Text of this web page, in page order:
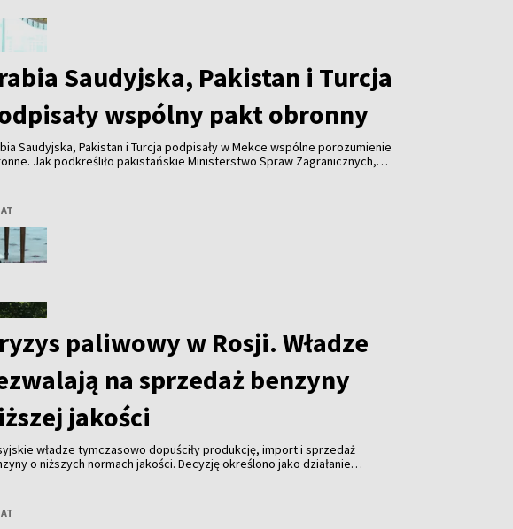
Saudyjska, Pakistan i Turcja
wspólny pakt obronny
Saudyjska, Pakistan i Turcja podpisały w Mekce wspólne porozumienie
Jak podkreśliło pakistańskie Ministerstwo Spraw Zagranicznych,
paliwowy w Rosji. Władze
na sprzedaż benzyny
jakości
władze tymczasowo dopuściły produkcję, import i sprzedaż
o niższych normach jakości. Decyzję określono jako działanie